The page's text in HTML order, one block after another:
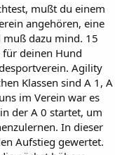
mußt du einem
angehören, eine
dazu mind. 15
deinen Hund
Agility
Klassen sind A 1, A
im Verein war es
der A 0 startet, um
In dieser
Aufstieg gewertet.